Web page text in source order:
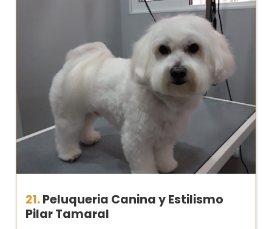
21.Peluqueria Canina y Estilismo
Pilar Tamaral